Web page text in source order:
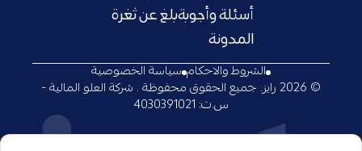
أسئلة وأجوبة
المدونة
بلغ عن ثغرة
الشروط والاحكام سياسة الخصوصية
© 2026 رايز. جميع الحقوق محفوظة . شركة العلو المالية -
س.ت: 4030391021